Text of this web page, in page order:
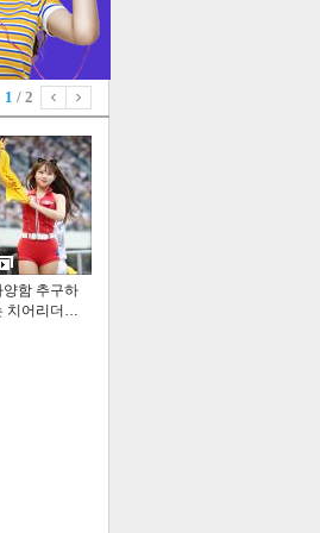
1 / 2
양함 추구하
치어리더…